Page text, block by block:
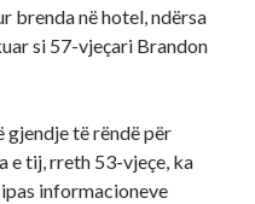
brenda në hotel, ndërsa
si 57-vjeçari Brandon
gjendje të rëndë për
e tij, rreth 53-vjeçe, ka
informacioneve